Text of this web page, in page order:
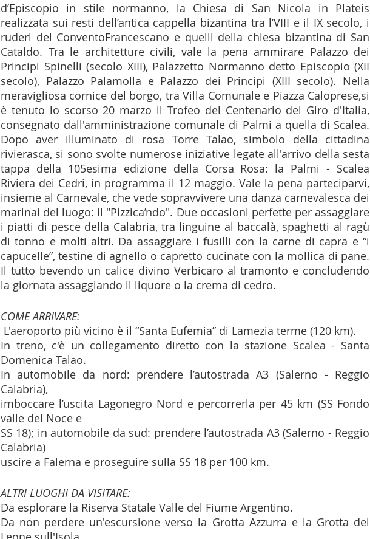
d’Episcopio in stile normanno, la Chiesa di San Nicola in Plateis
realizzata sui resti dell’antica cappella bizantina tra l’VIII e il IX secolo, i
ruderi del ConventoFrancescano e quelli della chiesa bizantina di San
Cataldo. Tra le architetture civili, vale la pena ammirare Palazzo dei
Principi Spinelli (secolo XIII), Palazzetto Normanno detto Episcopio (XII
secolo), Palazzo Palamolla e Palazzo dei Principi (XIII secolo). Nella
meravigliosa cornice del borgo, tra Villa Comunale e Piazza Caloprese,si
è tenuto lo scorso 20 marzo il Trofeo del Centenario del Giro d'Italia,
consegnato dall'amministrazione comunale di Palmi a quella di Scalea.
Dopo aver illuminato di rosa Torre Talao, simbolo della cittadina
rivierasca, si sono svolte numerose iniziative legate all'arrivo della sesta
tappa della 105esima edizione della Corsa Rosa: la Palmi - Scalea
Riviera dei Cedri, in programma il 12 maggio. Vale la pena parteciparvi,
insieme al Carnevale, che vede sopravvivere una danza carnevalesca dei
marinai del luogo: il "Pizzica’ndo". Due occasioni perfette per assaggiare
i piatti di pesce della Calabria, tra linguine al baccalà, spaghetti al ragù
di tonno e molti altri. Da assaggiare i fusilli con la carne di capra e “i
capucelle”, testine di agnello o capretto cucinate con la mollica di pane.
Il tutto bevendo un calice divino Verbicaro al tramonto e concludendo
la giornata assaggiando il liquore o la crema di cedro.
COME ARRIVARE:
L'aeroporto più vicino è il “Santa Eufemia” di Lamezia terme (120 km).
In treno, c'è un collegamento diretto con la stazione Scalea - Santa
Domenica Talao.
In automobile da nord: prendere l’autostrada A3 (Salerno - Reggio
Calabria),
imboccare l’uscita Lagonegro Nord e percorrerla per 45 km (SS Fondo
valle del Noce e
SS 18); in automobile da sud: prendere l’autostrada A3 (Salerno - Reggio
Calabria)
uscire a Falerna e proseguire sulla SS 18 per 100 km.
ALTRI LUOGHI DA VISITARE:
Da esplorare la Riserva Statale Valle del Fiume Argentino.
Da non perdere un'escursione verso la Grotta Azzurra e la Grotta del